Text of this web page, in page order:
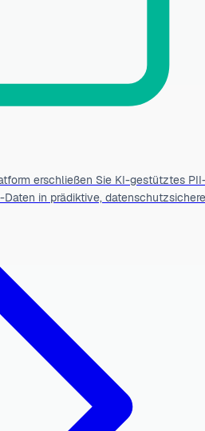
erschließen Sie KI-gestütztes
in prädiktive, datenschutzsichere